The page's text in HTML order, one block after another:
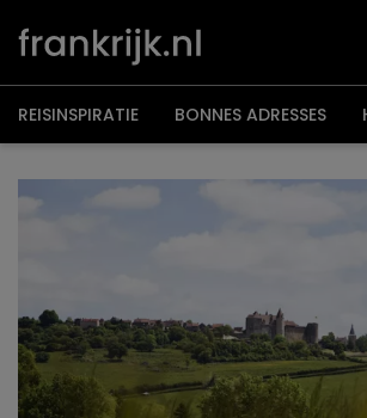
naar
inhoud
REISINSPIRATIE BONNES ADRESSES